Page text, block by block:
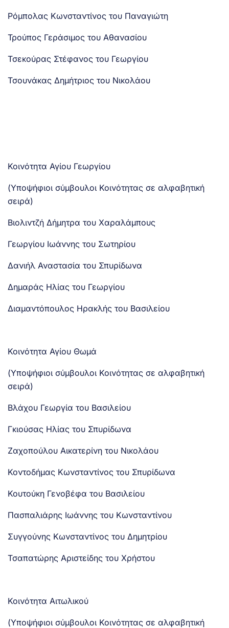
Ρόμπολας Κωνσταντίνος του Παναγιώτη
Τρούπος Γεράσιμος του Αθανασίου
Τσεκούρας Στέφανος του Γεωργίου
Τσουνάκας Δημήτριος του Νικολάου
Κοινότητα Αγίου Γεωργίου
(Υποψήφιοι σύμβουλοι Κοινότητας σε αλφαβητική
σειρά)
Βιολιντζή Δήμητρα του Χαραλάμπους
Γεωργίου Ιωάννης του Σωτηρίου
Δανιήλ Αναστασία του Σπυρίδωνα
Δημαράς Ηλίας του Γεωργίου
Διαμαντόπουλος Ηρακλής του Βασιλείου
Κοινότητα Αγίου Θωμά
(Υποψήφιοι σύμβουλοι Κοινότητας σε αλφαβητική
σειρά)
Βλάχου Γεωργία του Βασιλείου
Γκιούσας Ηλίας του Σπυρίδωνα
Ζαχοπούλου Αικατερίνη του Νικολάου
Κοντοδήμας Κωνσταντίνος του Σπυρίδωνα
Κουτούκη Γενοβέφα του Βασιλείου
Πασπαλιάρης Ιωάννης του Κωνσταντίνου
Συγγούνης Κωνσταντίνος του Δημητρίου
Τσαπατώρης Αριστείδης του Χρήστου
Κοινότητα Αιτωλικού
(Υποψήφιοι σύμβουλοι Κοινότητας σε αλφαβητική